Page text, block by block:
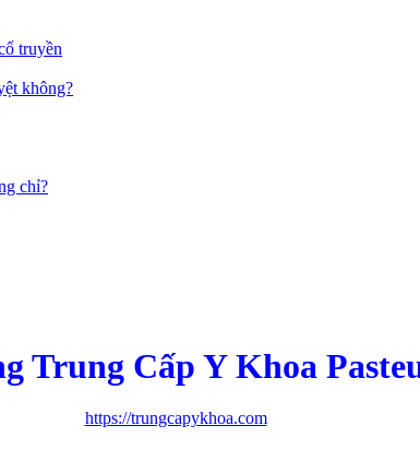
truyền
không?
chỉ?
Trung Cấp Y Khoa
https://trungcapykhoa.com